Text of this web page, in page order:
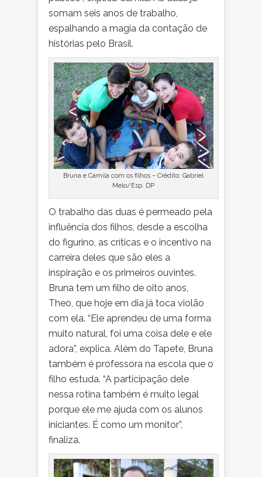
somam seis anos de trabalho,
espalhando a magia da contação de
histórias pelo Brasil.
Bruna e Camila com os filhos – Crédito: Gabriel
Melo/Esp. DP
O trabalho das duas é permeado pela
influência dos filhos, desde a escolha
do figurino, as críticas e o incentivo na
carreira deles que são eles a
inspiração e os primeiros ouvintes.
Bruna tem um filho de oito anos,
Theo, que hoje em dia já toca violão
com ela. “Ele aprendeu de uma forma
muito natural, foi uma coisa dele e ele
adora”, explica. Além do Tapete, Bruna
também é professora na escola que o
filho estuda. “A participação dele
nessa rotina também é muito legal
porque ele me ajuda com os alunos
iniciantes. É como um monitor”,
finaliza.